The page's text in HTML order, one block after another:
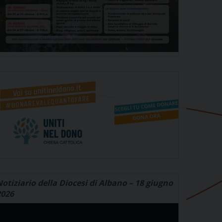
della Diocesi di Albano – 18 giugno